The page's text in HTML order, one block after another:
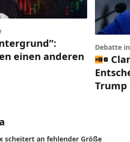
einen anderen
Debatte
scheitert an fehlender Größe